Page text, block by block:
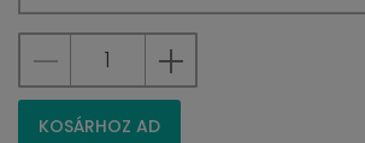
KOSÁRHOZ AD